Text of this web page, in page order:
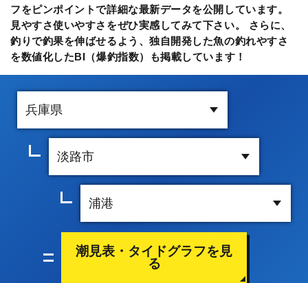
フをピンポイントで詳細な最新データを公開しています。
見やすさ使いやすさをぜひ実感してみて下さい。 さらに、
釣りで釣果を伸ばせるよう、独自開発した魚の釣れやすさ
を数値化したBI（爆釣指数）も掲載しています！
潮見表・タイドグラフを見
る